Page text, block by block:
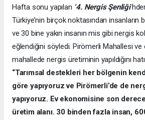
Hafta sonu yapılan ‘4. Nergis Şenliği’
Türkiye’nin birçok noktasından insanların
ve 30 bine yakın insanın mis gibi nergis
eğlendiğini söyledi. Pirömerli Mahallesi ve
mahallede nergis üretiminin yapıldığını
“Tarımsal destekleri her bölgenin
göre yapıyoruz ve Pirömerli’de de
yapıyoruz. Ev ekonomisine son
üretim alanı. 30 binden fazla insan,